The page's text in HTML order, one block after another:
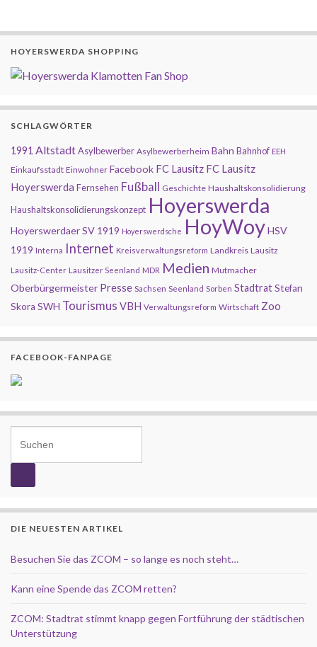
HOYERSWERDA SHOPPING
SCHLAGWÖRTER
1991 AltstadtAsylbewerber Asylbewerberheim Bahn Bahnhof EEH
Einkaufsstadt Einwohner Facebook FC Lausitz FC Lausitz
Hoyerswerda Fernsehen Fußball Geschichte Haushaltskonsolidierung
Haushaltskonsolidierungskonzept Hoyerswerda
Hoyerswerdaer SV 1919 Hoyerswerdsche HoyWoyHSV
1919 Interna Internet Kreisverwaltungsreform Landkreis Lausitz
Lausitz-Center Lausitzer Seenland MDR Medien Mutmacher
Oberbürgermeister Presse Sachsen Seenland Sorben StadtratStefan
Skora SWH Tourismus VBH Verwaltungsreform Wirtschaft Zoo
FACEBOOK-FANPAGE
DIE NEUESTEN ARTIKEL
Besuchen Sie das ZCOM – so lange es noch steht…
Kann eine Spende das ZCOM retten?
ZCOM: Stadtrat stimmt knapp gegen Fortführung der städtischen
Unterstützung